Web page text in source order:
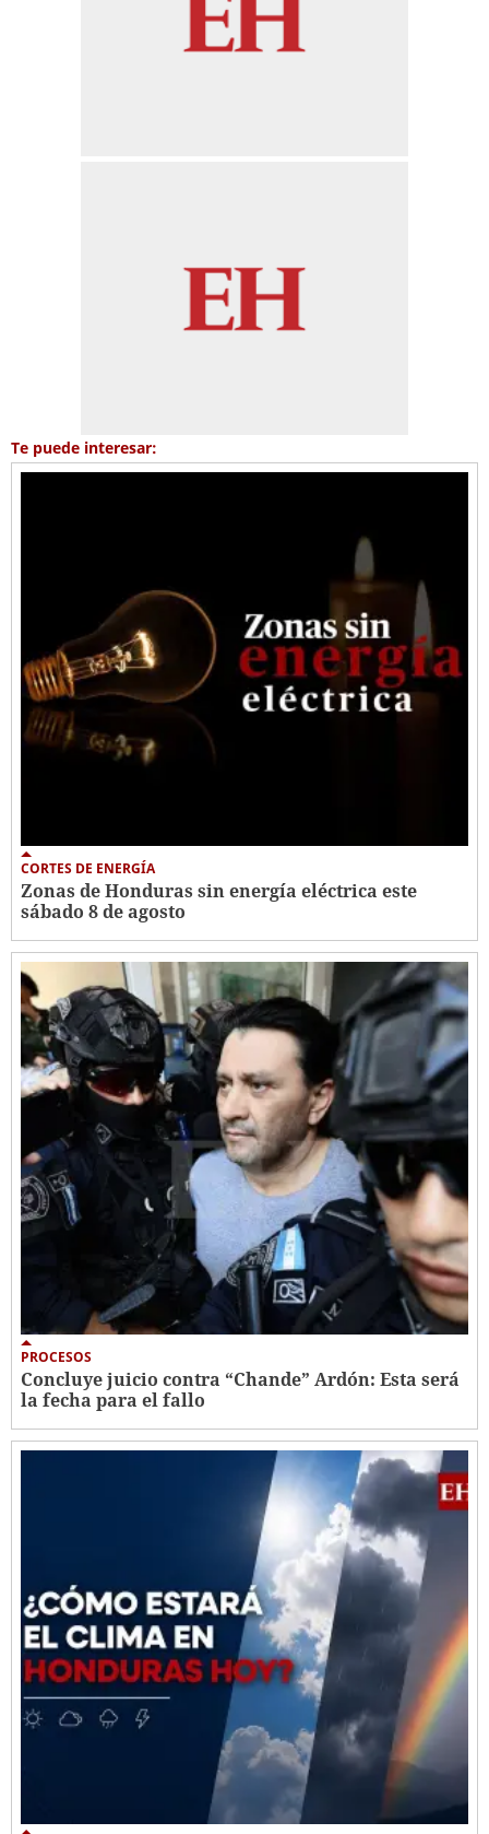
Te puede interesar:
CORTES DE ENERGÍA
Zonas de Honduras sin energía eléctrica este
sábado 8 de agosto
PROCESOS
Concluye juicio contra “Chande” Ardón: Esta será
la fecha para el fallo